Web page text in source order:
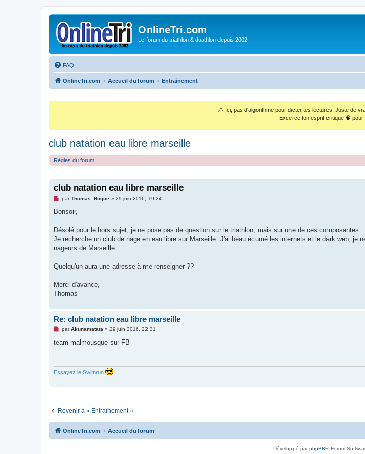
OnlineTri.com
Le forum du triathlon & duathlon depuis 2002!
FAQ
OnlineTri.com Accueil du forum Entraînement
⚠️ Ici, pas d'algorithme pour dicter tes lectures! Juste de
Excerce ton esprit critique 🧠 pour
club natation eau libre marseille
Règles du forum
club natation eau libre marseille
M
s
g
n
o
n
u
parThomas_Hoque» 29 juin 2016, 19:24
Bonsoir,
Désolé pour le hors sujet, je ne pose pas de question sur le triathlon, mais sur une de ces composantes.
Je recherche un club de nage en eau libre sur Marseille. J'ai beau écumé les internets et le dark web, je
nageurs de Marseille.
Quelqu'un aura une adresse à me renseigner ??
Merci d'avance,
Thomas
Re: club natation eau libre marseille
M
s
n
o
parAkunamatata » 29 juin 2016, 22:31
team malmousque sur FB
Essayez le Swimrun
Revenir à « Entraînement »
OnlineTri.com Accueil du forum
Développé parphpBB® Forum